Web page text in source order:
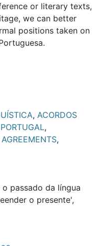
or literary texts,
we can better
positions taken on
, ACORDOS
,
,
passado da língua
o presente',